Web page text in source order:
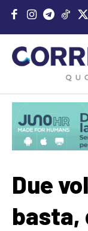
Due
basta,